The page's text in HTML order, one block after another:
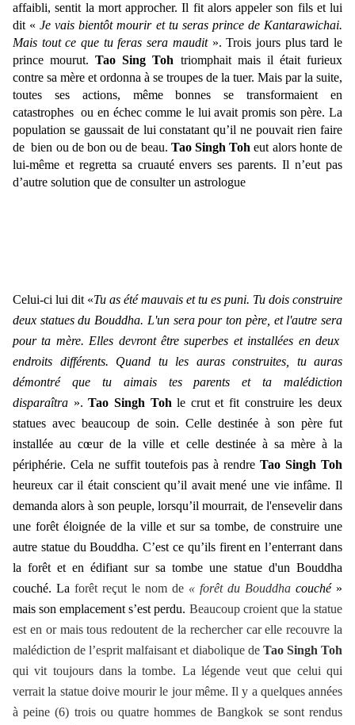
affaibli, sentit la mort approcher. Il fit alors appeler son fils et lui
dit «Je vais bientôt mourir et tu seras prince de Kantarawichai.
Mais tout ce que tu feras sera maudit». Trois jours plus tard le
prince mourut. Tao Sing Toh triomphait mais il était furieux
contre sa mère et ordonna à se troupes de la tuer. Mais par la suite,
toutes ses actions, même bonnes se transformaient en
catastrophes ou en échec comme le lui avait promis son père. La
population se gaussait de lui constatant qu’il ne pouvait rien faire
de bien ou de bon ou de beau. Tao Singh Toh eut alors honte de
lui-même et regretta sa cruauté envers ses parents. Il n’eut pas
d’autre solution que de consulter un astrologue
Celui-ci lui dit «Tu as été mauvais et tu es puni. Tu dois construire
deux statues du Bouddha. L'un sera pour ton père, et l'autre sera
pour ta mère. Elles devront être superbes et installées en deux
endroits différents. Quand tu les auras construites, tu auras
démontré que tu aimais tes parents et ta malédiction
disparaîtra ».Tao Singh Tohle crut et fit construire les deux
statues avec beaucoup de soin. Celle destinée à son père fut
installée au cœur de la ville et celle destinée à sa mère à la
périphérie. Cela ne suffit toutefois pas à rendreTao Singh Toh
heureux car il était conscient qu’il avait mené une vie infâme. Il
demanda alors à son peuple, lorsqu’il mourrait, de l'ensevelir dans
une forêt éloignée de la ville et sur sa tombe, de construire une
autre statue du Bouddha. C’est ce qu’ils firent en l’enterrant dans
la forêt et en édifiant sur sa tombe une statue d'un Bouddha
couché. La forêt reçut le nom de « forêt du Bouddha couché »
mais son emplacement s’est perdu. Beaucoup croient que la statue
est en or mais tous redoutent de la rechercher car elle recouvre la
malédiction de l’esprit malfaisant et diabolique de Tao Singh Toh
qui vit toujours dans la tombe. La légende veut que celui qui
verrait la statue doive mourir le jour même. Il y a quelques années
à peine (6) trois ou quatre hommes de Bangkok se sont rendus